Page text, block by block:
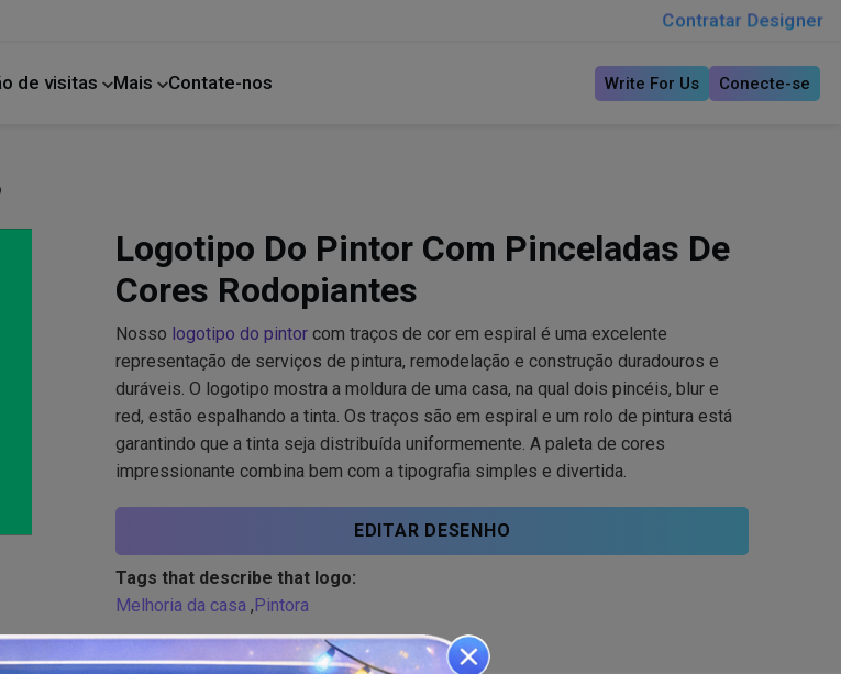
Contratar Designer
de visitas Mais Contate-nos Write For Us Conecte-se
Logotipo Do Pintor Com Pinceladas De
Cores Rodopiantes
Nosso logotipo do pintor com traços de cor em espiral é uma excelente
representação de serviços de pintura, remodelação e construção duradouros e
duráveis. O logotipo mostra a moldura de uma casa, na qual dois pincéis, blur e
red, estão espalhando a tinta. Os traços são em espiral e um rolo de pintura está
garantindo que a tinta seja distribuída uniformemente. A paleta de cores
impressionante combina bem com a tipografia simples e divertida.
EDITAR DESENHO
Tags that describe that logo:
Melhoria da casa ,Pintora